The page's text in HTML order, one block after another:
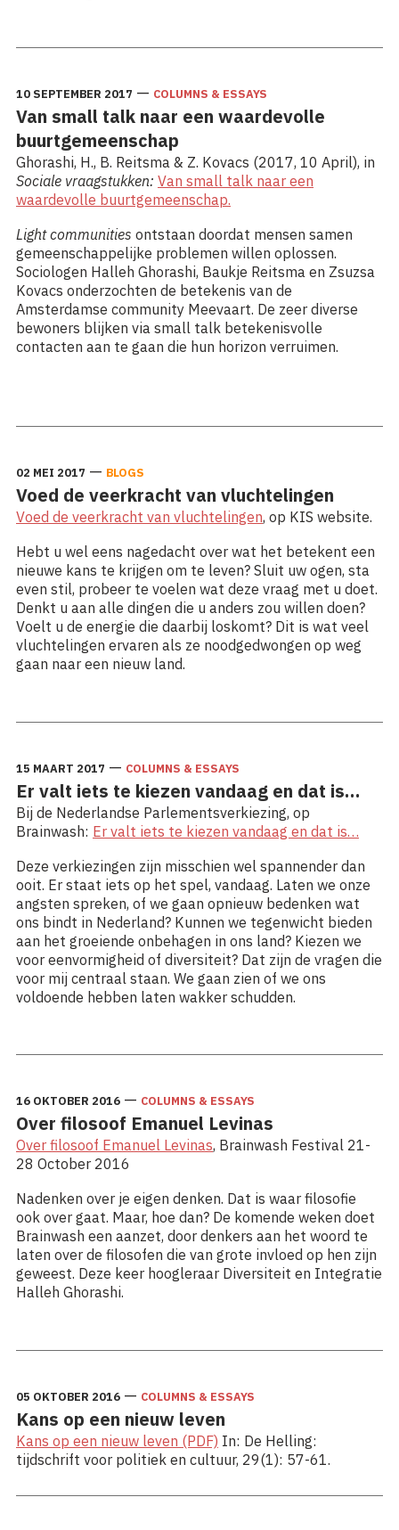
10 SEPTEMBER 2017 — COLUMNS & ESSAYS
Van small talk naar een waardevolle
buurtgemeenschap
Ghorashi, H., B. Reitsma & Z. Kovacs (2017, 10 April), in
Sociale vraagstukken: Van small talk naar een
waardevolle buurtgemeenschap.
Light communities ontstaan doordat mensen samen
gemeenschappelijke problemen willen oplossen.
Sociologen Halleh Ghorashi, Baukje Reitsma en Zsuzsa
Kovacs onderzochten de betekenis van de
Amsterdamse community Meevaart. De zeer diverse
bewoners blijken via small talk betekenisvolle
contacten aan te gaan die hun horizon verruimen.
02 MEI 2017 — BLOGS
Voed de veerkracht van vluchtelingen
Voed de veerkracht van vluchtelingen, op KIS website.
Hebt u wel eens nagedacht over wat het betekent een
nieuwe kans te krijgen om te leven? Sluit uw ogen, sta
even stil, probeer te voelen wat deze vraag met u doet.
Denkt u aan alle dingen die u anders zou willen doen?
Voelt u de energie die daarbij loskomt? Dit is wat veel
vluchtelingen ervaren als ze noodgedwongen op weg
gaan naar een nieuw land.
15 MAART 2017 — COLUMNS & ESSAYS
Er valt iets te kiezen vandaag en dat is…
Bij de Nederlandse Parlementsverkiezing, op
Brainwash: Er valt iets te kiezen vandaag en dat is…
Deze verkiezingen zijn misschien wel spannender dan
ooit. Er staat iets op het spel, vandaag. Laten we onze
angsten spreken, of we gaan opnieuw bedenken wat
ons bindt in Nederland? Kunnen we tegenwicht bieden
aan het groeiende onbehagen in ons land? Kiezen we
voor eenvormigheid of diversiteit? Dat zijn de vragen die
voor mij centraal staan. We gaan zien of we ons
voldoende hebben laten wakker schudden.
16 OKTOBER 2016 — COLUMNS & ESSAYS
Over filosoof Emanuel Levinas
Over filosoof Emanuel Levinas, Brainwash Festival 21-
28 October 2016
Nadenken over je eigen denken. Dat is waar filosofie
ook over gaat. Maar, hoe dan? De komende weken doet
Brainwash een aanzet, door denkers aan het woord te
laten over de filosofen die van grote invloed op hen zijn
geweest. Deze keer hoogleraar Diversiteit en Integratie
Halleh Ghorashi.
05 OKTOBER 2016 — COLUMNS & ESSAYS
Kans op een nieuw leven
Kans op een nieuw leven (PDF) In: De Helling:
tijdschrift voor politiek en cultuur, 29(1): 57-61.